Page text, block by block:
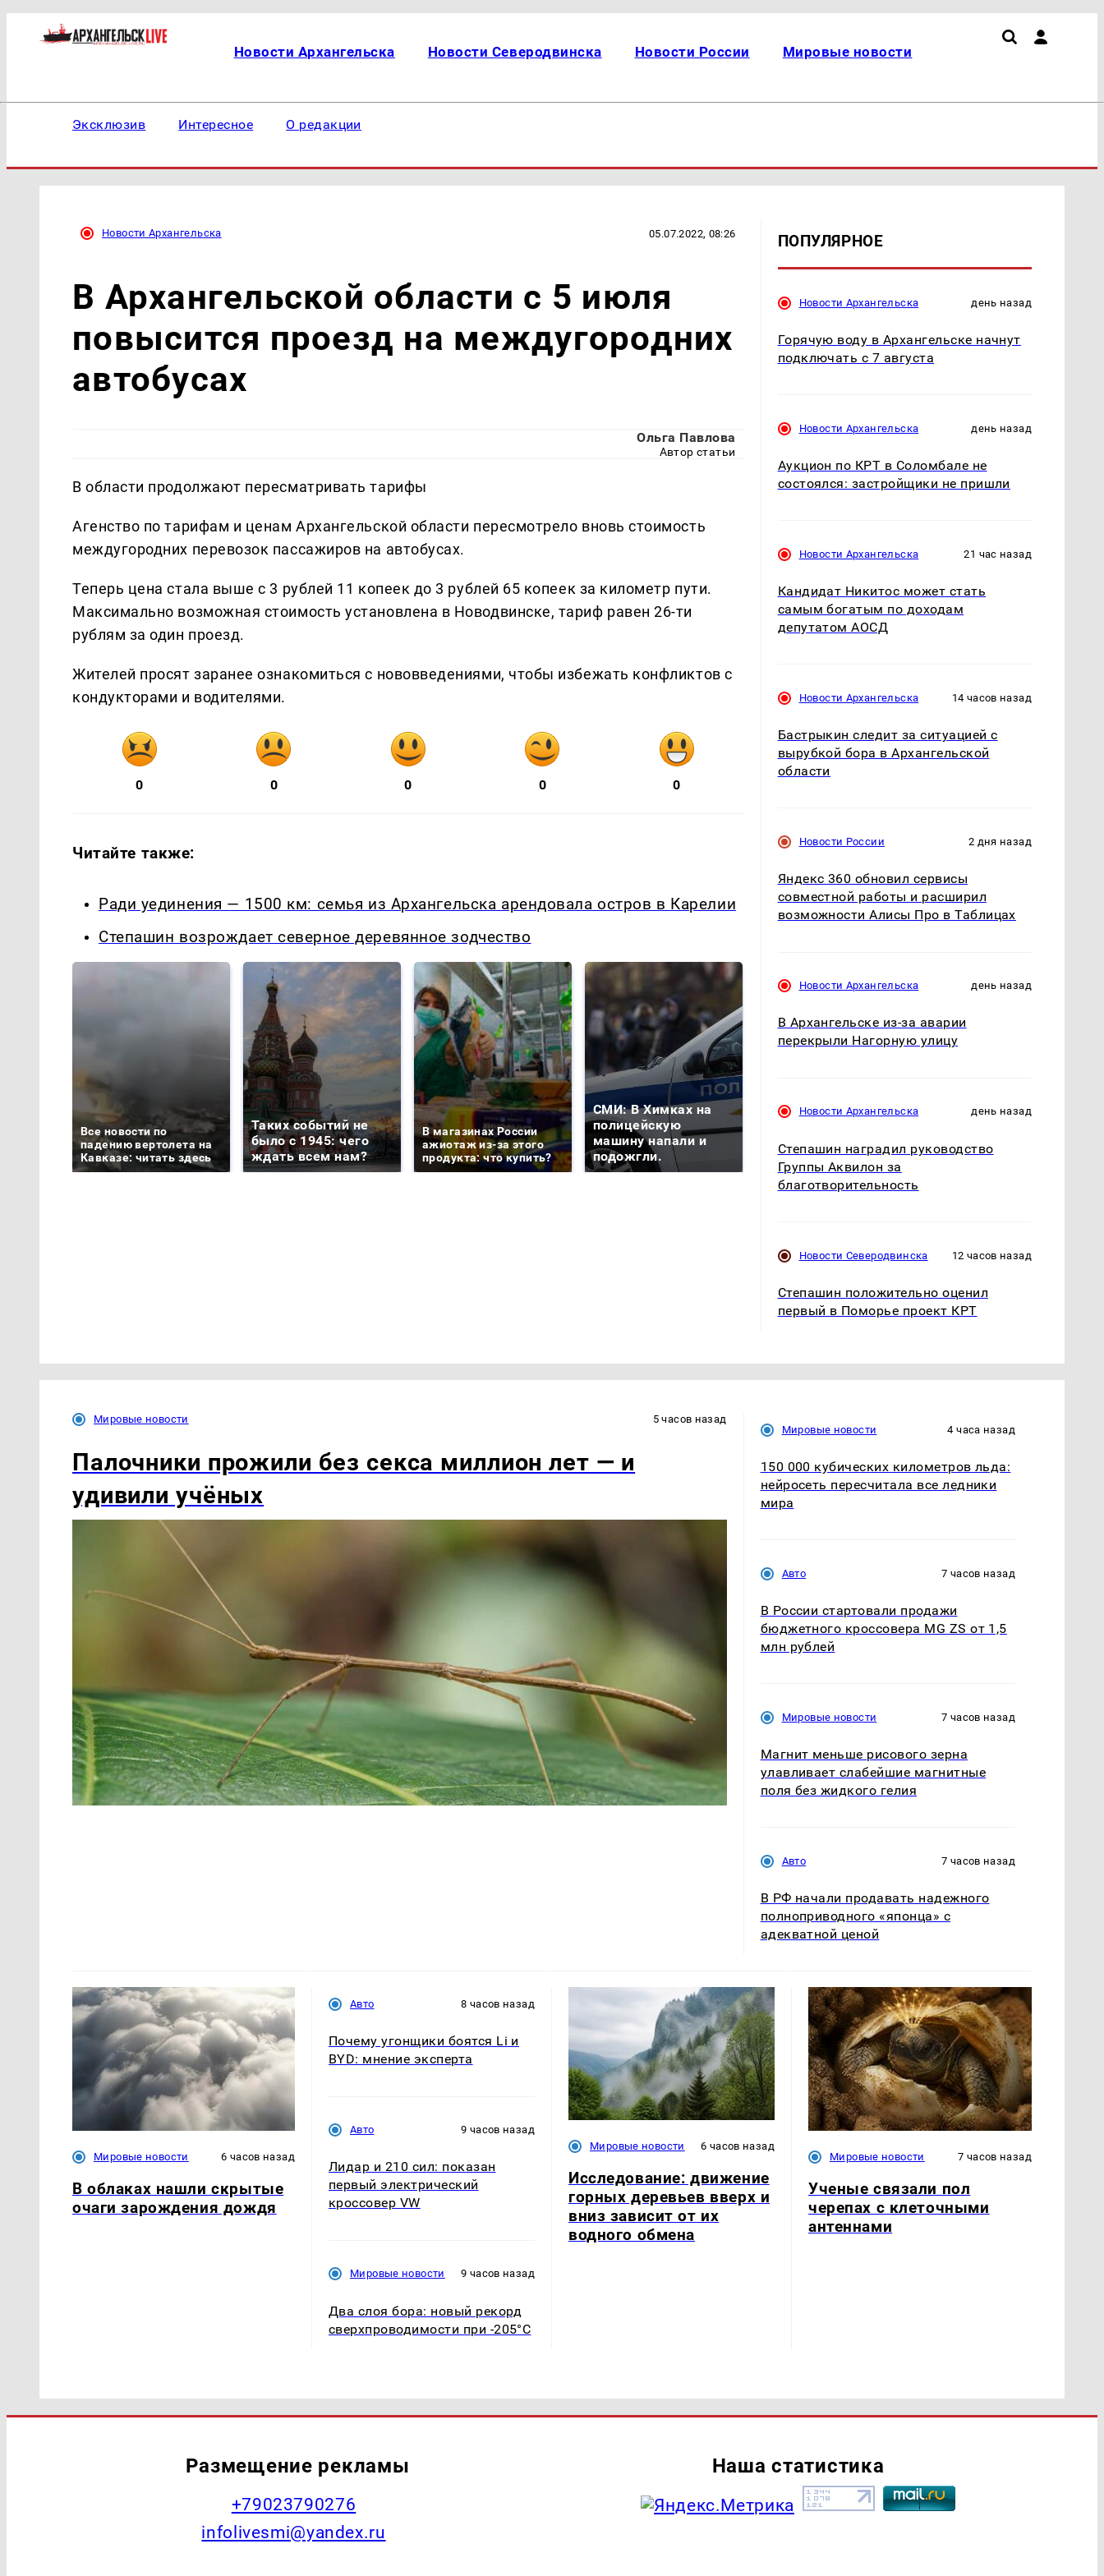
Новости Архангельска Новости Северодвинска Новости России Мировые новости
Эксклюзив Интересное О редакции
Новости Архангельска 05.07.2022, 08:26
В Архангельской области с 5 июля
повысится проезд на междугородних
автобусах
Ольга Павлова
Автор статьи
В области продолжают пересматривать тарифы
Агенство по тарифам и ценам Архангельской области пересмотрело вновь стоимость
междугородних перевозок пассажиров на автобусах.
Теперь цена стала выше с 3 рублей 11 копеек до 3 рублей 65 копеек за километр пути.
Максимально возможная стоимость установлена в Новодвинске, тариф равен 26-ти
рублям за один проезд.
Жителей просят заранее ознакомиться с нововведениями, чтобы избежать конфликтов с
кондукторами и водителями.
0 0 0 0 0
Читайте также:
Ради уединения — 1500 км: семья из Архангельска арендовала остров в Карелии
Степашин возрождает северное деревянное зодчество
Все новости по
падению вертолета на
Кавказе: читать здесь
Таких событий не
было с 1945: чего
ждать всем нам?
В магазинах России
ажиотаж из-за этого
продукта: что купить?
СМИ: В Химках на
полицейскую
машину напали и
подожгли.
президентов США и
России: Европа?
миллионов рублей
ПОПУЛЯРНОЕ
Новости Архангельска день назад
Горячую воду в Архангельске начнут
подключать с 7 августа
Новости Архангельска день назад
Аукцион по КРТ в Соломбале не
состоялся: застройщики не пришли
Новости Архангельска 21 час назад
Кандидат Никитос может стать
самым богатым по доходам
депутатом АОСД
Новости Архангельска 14 часов назад
Бастрыкин следит за ситуацией с
вырубкой бора в Архангельской
области
Новости России 2 дня назад
Яндекс 360 обновил сервисы
совместной работы и расширил
возможности Алисы Про в Таблицах
Новости Архангельска день назад
В Архангельске из-за аварии
перекрыли Нагорную улицу
Новости Архангельска день назад
Степашин наградил руководство
Группы Аквилон за
благотворительность
Новости Северодвинска 12 часов назад
Степашин положительно оценил
первый в Поморье проект КРТ
Мировые новости 5 часов назад
Палочники прожили без секса миллион лет — и
удивили учёных
Мировые новости 4 часа назад
150 000 кубических километров льда:
нейросеть пересчитала все ледники
мира
Авто 7 часов назад
В России стартовали продажи
бюджетного кроссовера MG ZS от 1,5
млн рублей
Мировые новости 7 часов назад
Магнит меньше рисового зерна
улавливает слабейшие магнитные
поля без жидкого гелия
Авто 7 часов назад
В РФ начали продавать надежного
полноприводного «японца» с
адекватной ценой
Мировые новости 6 часов назад
В облаках нашли скрытые
очаги зарождения дождя
Авто 8 часов назад
Почему угонщики боятся Li и
BYD: мнение эксперта
Авто 9 часов назад
Лидар и 210 сил: показан
первый электрический
кроссовер VW
Мировые новости 9 часов назад
Два слоя бора: новый рекорд
сверхпроводимости при -205°C
Мировые новости 6 часов назад
Исследование: движение
горных деревьев вверх и
вниз зависит от их
водного обмена
Мировые новости 7 часов назад
Ученые связали пол
черепах с клеточными
антеннами
Размещение рекламы
+79023790276
infolivesmi@yandex.ru
Наша статистика